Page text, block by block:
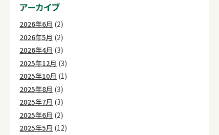
アーカイブ
2026年6月 (2)
2026年5月 (2)
2026年4月 (3)
2025年12月 (3)
2025年10月 (1)
2025年8月 (3)
2025年7月 (3)
2025年6月 (2)
2025年5月 (12)